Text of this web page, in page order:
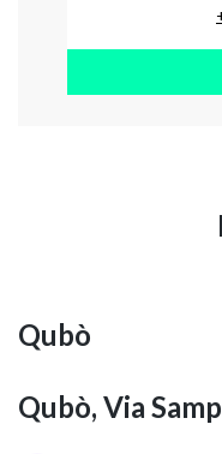
Qubò
Qubò, Via